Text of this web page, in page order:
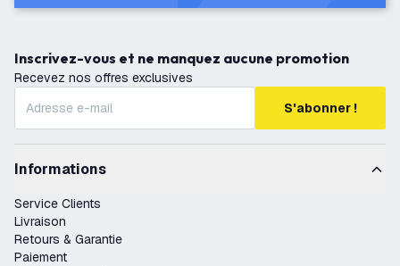
Inscrivez-vous et ne manquez aucune promotion
Recevez nos offres exclusives
S'abonner !
Informations
Service Clients
Livraison
Retours & Garantie
Paiement